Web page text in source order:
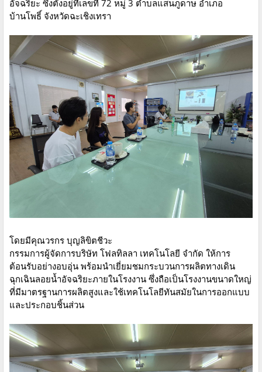
อัจฉริยะ ซึ่งตั้งอยู่ที่เลขที่ 72 หมู่ 3 ตำบลแสนภูดาษ อำเภอ
บ้านโพธิ์ จังหวัดฉะเชิงเทรา
โดยมีคุณวรกร บุญลิขิตชีวะ
กรรมการผู้จัดการบริษัท โฟลทิลลา เทคโนโลยี จำกัด ให้การ
ต้อนรับอย่างอบอุ่น พร้อมนำเยี่ยมชมกระบวนการผลิตทางเดิน
ฉุกเฉินลอยน้ำอัจฉริยะภายในโรงงาน ซึ่งถือเป็นโรงงานขนาดใหญ่
ที่มีมาตรฐานการผลิตสูงและใช้เทคโนโลยีทันสมัยในการออกแบบ
และประกอบชิ้นส่วน